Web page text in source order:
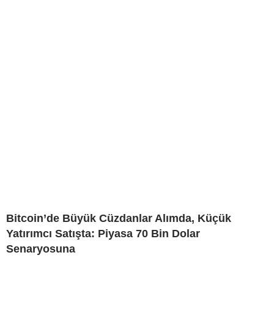
Bitcoin’de Büyük Cüzdanlar Alımda, Küçük
Yatırımcı Satışta: Piyasa 70 Bin Dolar
Senaryosuna